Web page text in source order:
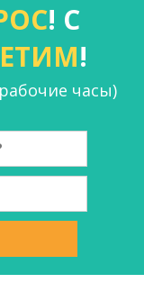
! С
!
часы)